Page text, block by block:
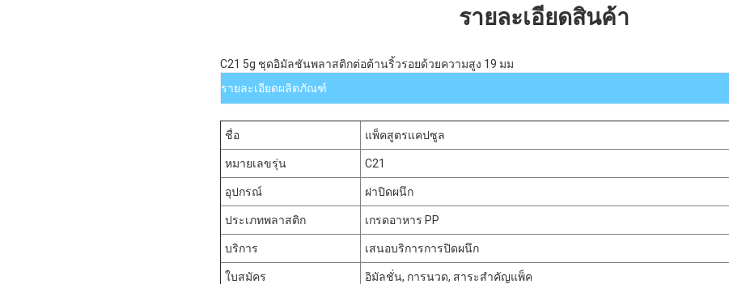
รายละเอียดสินค้า
C21 5g ชุดอิมัลชันพลาสติกต่อต้านริ้วรอยด้วยความสูง 19 มม
รายละเอียดผลิตภัณฑ์
ชื่อ แพ็คสูตรแคปซูล
หมายเลขรุ่น C21
อุปกรณ์ ฝาปิดผนึก
ประเภทพลาสติก เกรดอาหาร PP
บริการ เสนอบริการการปิดผนึก
ใบสมัคร อิมัลชั่น, การนวด, สาระสำคัญแพ็ค